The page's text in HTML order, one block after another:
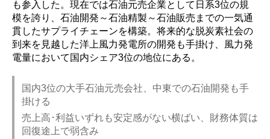
も参入した。現在では石油元売企業として日系3位の規
模を誇り、石油開発～石油精製～石油販売までの一気通
貫したサプライチェーンを構築。将来的な脱炭素社会の
到来を見越した洋上風力発電所の開発も手掛け、風力発
電量において国内シェア3位の地位にある。
国内3位の大手石油元売会社、中東での石油開発も手
掛ける
売上高･利益いずれも安定感がない横ばい、財務体質は
回復途上で弱含み